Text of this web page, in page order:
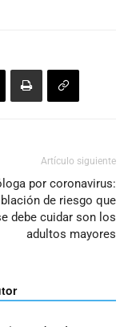
Artículo siguiente
por coronavirus:
de riesgo que
debe cuidar son los
adultos mayores